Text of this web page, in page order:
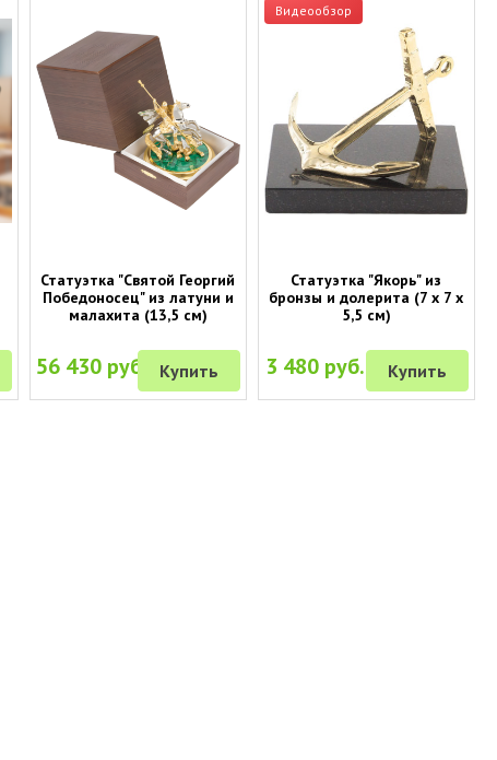
Статуэтка "Святой Георгий
Победоносец" из латуни и
малахита (13,5 см)
56 430 руб. Купить
Видеообзор
Статуэтка "Якорь" из
бронзы и долерита (7 х 7 х
5,5 см)
3 480 руб. Купить